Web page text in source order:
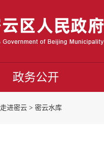
政务公开
走进密云 > 密云水库